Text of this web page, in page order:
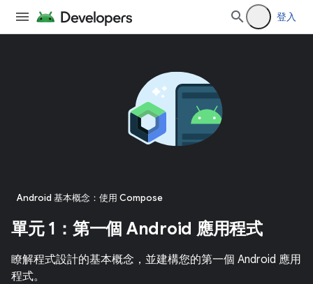
登入
Android 基本概念：使用 Compose
單元 1：第一個 Android 應用程式
瞭解程式設計的基本概念，並建構您的第一個 Android 應用
程式。